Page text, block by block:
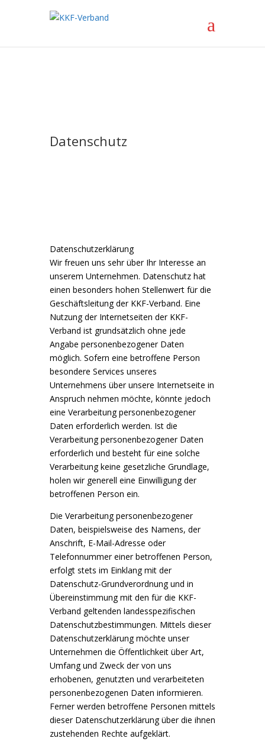
Datenschutz
Datenschutzerklärung
Wir freuen uns sehr über Ihr Interesse an
unserem Unternehmen. Datenschutz hat
einen besonders hohen Stellenwert für die
Geschäftsleitung der KKF-Verband. Eine
Nutzung der Internetseiten der KKF-
Verband ist grundsätzlich ohne jede
Angabe personenbezogener Daten
möglich. Sofern eine betroffene Person
besondere Services unseres
Unternehmens über unsere Internetseite in
Anspruch nehmen möchte, könnte jedoch
eine Verarbeitung personenbezogener
Daten erforderlich werden. Ist die
Verarbeitung personenbezogener Daten
erforderlich und besteht für eine solche
Verarbeitung keine gesetzliche Grundlage,
holen wir generell eine Einwilligung der
betroffenen Person ein.
Die Verarbeitung personenbezogener
Daten, beispielsweise des Namens, der
Anschrift, E-Mail-Adresse oder
Telefonnummer einer betroffenen Person,
erfolgt stets im Einklang mit der
Datenschutz-Grundverordnung und in
Übereinstimmung mit den für die KKF-
Verband geltenden landesspezifischen
Datenschutzbestimmungen. Mittels dieser
Datenschutzerklärung möchte unser
Unternehmen die Öffentlichkeit über Art,
Umfang und Zweck der von uns
erhobenen, genutzten und verarbeiteten
personenbezogenen Daten informieren.
Ferner werden betroffene Personen mittels
dieser Datenschutzerklärung über die ihnen
zustehenden Rechte aufgeklärt.